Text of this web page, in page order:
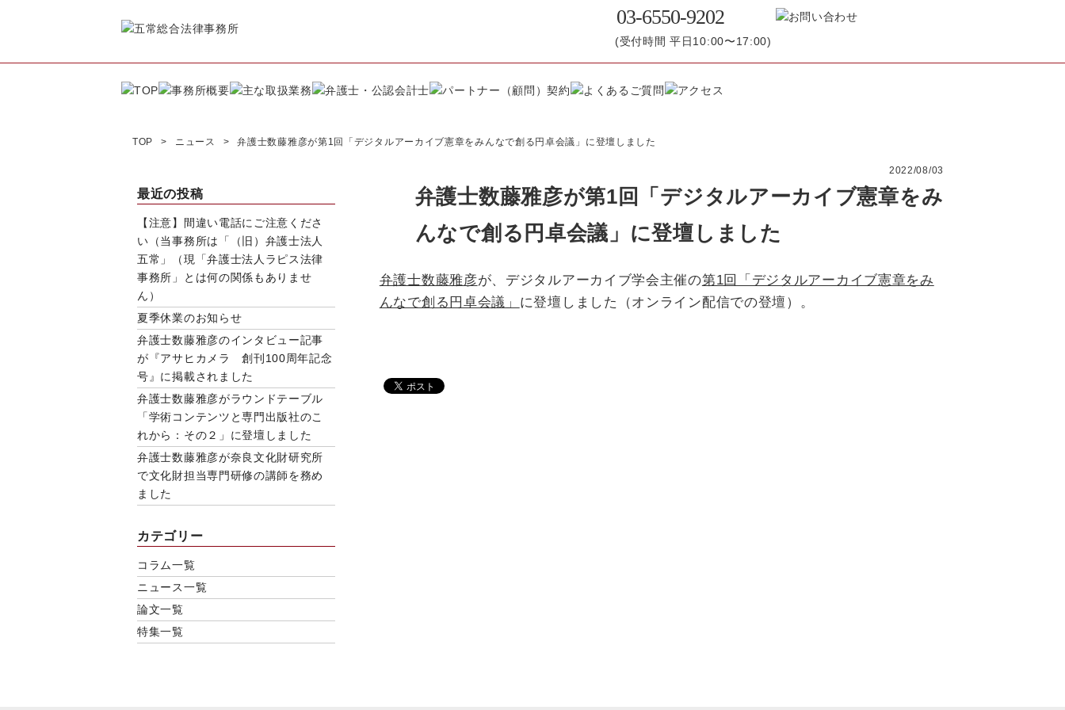
03-6550-9202
(受付時間 平日10:00〜17:00)
TOP ニュース 弁護士数藤雅彦が第1回「デジタルアーカイブ憲章をみんなで創る円卓会議」に登壇しました
最近の投稿
【注意】間違い電話にご注意くださ
い（当事務所は「（旧）弁護士法人
五常」（現「弁護士法人ラピス法律
事務所」とは何の関係もありませ
ん）
夏季休業のお知らせ
弁護士数藤雅彦のインタビュー記事
が『アサヒカメラ 創刊100周年記念
号』に掲載されました
弁護士数藤雅彦がラウンドテーブル
「学術コンテンツと専門出版社のこ
れから：その２」に登壇しました
弁護士数藤雅彦が奈良文化財研究所
で文化財担当専門研修の講師を務め
ました
カテゴリー
コラム一覧
ニュース一覧
論文一覧
特集一覧
2022/08/03
弁護士数藤雅彦が第1回「デジタルアーカイブ憲章をみ
んなで創る円卓会議」に登壇しました
弁護士数藤雅彦が、デジタルアーカイブ学会主催の第1回「デジタルアーカイブ憲章をみ
んなで創る円卓会議」 に登壇しました（オンライン配信での登壇）。